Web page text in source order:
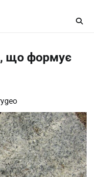
що формує